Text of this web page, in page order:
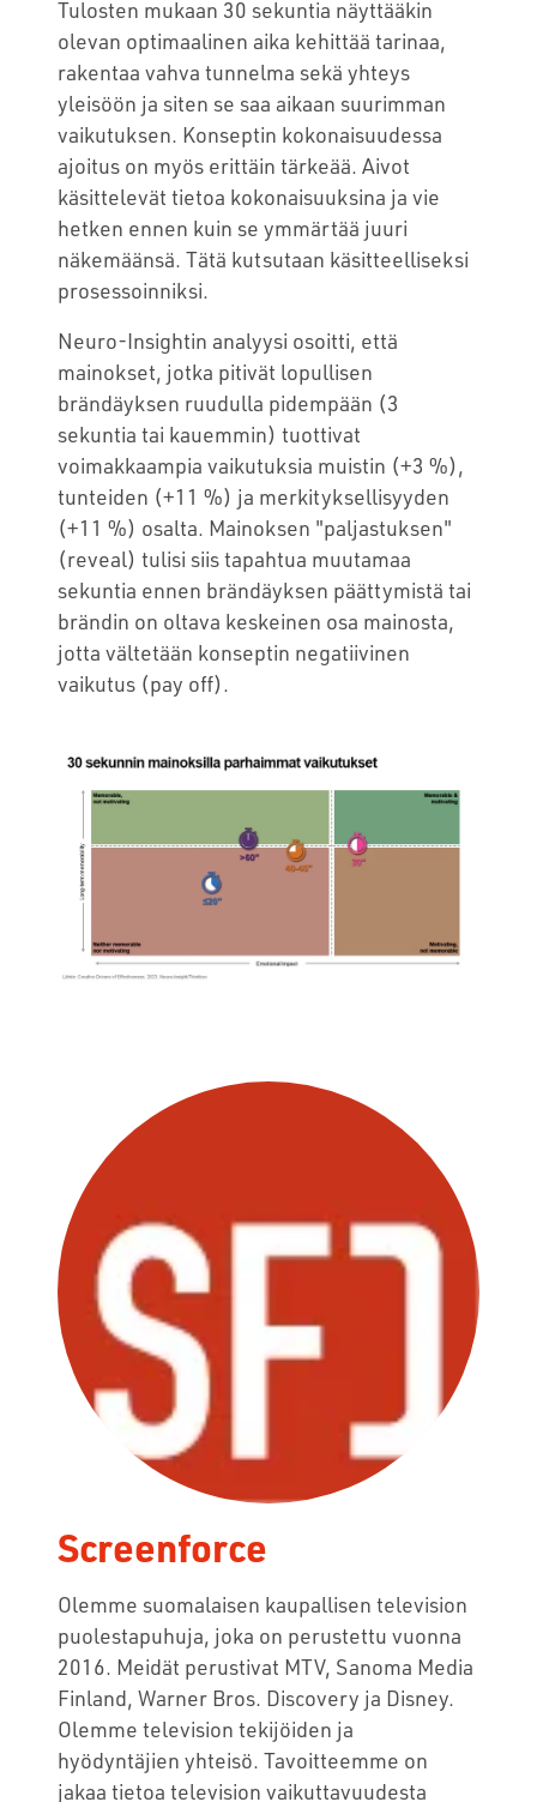
Tulosten mukaan 30 sekuntia näyttääkin
olevan optimaalinen aika kehittää tarinaa,
rakentaa vahva tunnelma sekä yhteys
yleisöön ja siten se saa aikaan suurimman
vaikutuksen. Konseptin kokonaisuudessa
ajoitus on myös erittäin tärkeää. Aivot
käsittelevät tietoa kokonaisuuksina ja vie
hetken ennen kuin se ymmärtää juuri
näkemäänsä. Tätä kutsutaan käsitteelliseksi
prosessoinniksi.
Neuro-Insightin analyysi osoitti, että
mainokset, jotka pitivät lopullisen
brändäyksen ruudulla pidempään (3
sekuntia tai kauemmin) tuottivat
voimakkaampia vaikutuksia muistin (+3 %),
tunteiden (+11 %) ja merkityksellisyyden
(+11 %) osalta. Mainoksen "paljastuksen"
(reveal) tulisi siis tapahtua muutamaa
sekuntia ennen brändäyksen päättymistä tai
brändin on oltava keskeinen osa mainosta,
jotta vältetään konseptin negatiivinen
vaikutus (pay off).
Screenforce
Olemme suomalaisen kaupallisen television
puolestapuhuja, joka on perustettu vuonna
2016. Meidät perustivat MTV, Sanoma Media
Finland, Warner Bros. Discovery ja Disney.
Olemme television tekijöiden ja
hyödyntäjien yhteisö. Tavoitteemme on
jakaa tietoa television vaikuttavuudesta